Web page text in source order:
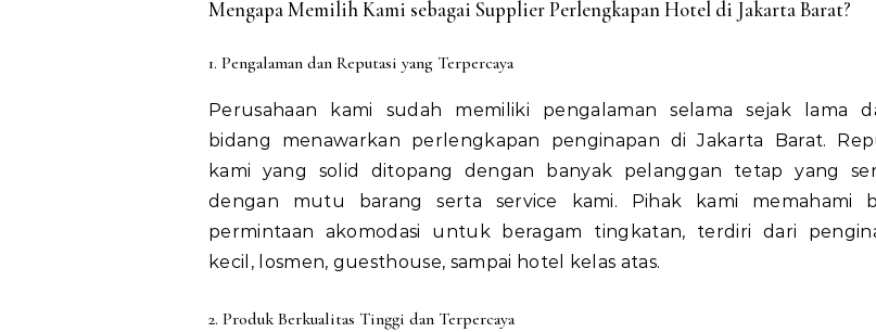
Mengapa Memilih Kami sebagai Supplier Perlengkapan Hotel di Jakarta Barat?
1. Pengalaman dan Reputasi yang Terpercaya
Perusahaan kami sudah memiliki pengalaman selama sejak lama
bidang menawarkan perlengkapan penginapan di Jakarta Barat.
kami yang solid ditopang dengan banyak pelanggan tetap yang
dengan mutu barang serta service kami. Pihak kami memahami
permintaan akomodasi untuk beragam tingkatan, terdiri dari
kecil, losmen, guesthouse, sampai hotel kelas atas.
2. Produk Berkualitas Tinggi dan Terpercaya